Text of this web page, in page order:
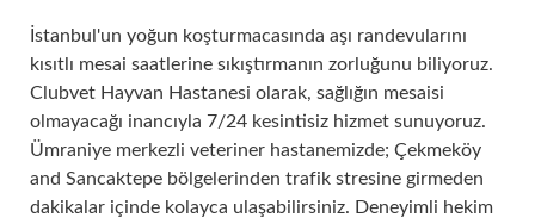
İstanbul'un yoğun koşturmacasında aşı randevularını
kısıtlı mesai saatlerine sıkıştırmanın zorluğunu biliyoruz.
Clubvet Hayvan Hastanesi olarak, sağlığın mesaisi
olmayacağı inancıyla 7/24 kesintisiz hizmet sunuyoruz.
Ümraniye merkezli veteriner hastanemizde; Çekmeköy
and Sancaktepe bölgelerinden trafik stresine girmeden
dakikalar içinde kolayca ulaşabilirsiniz. Deneyimli hekim